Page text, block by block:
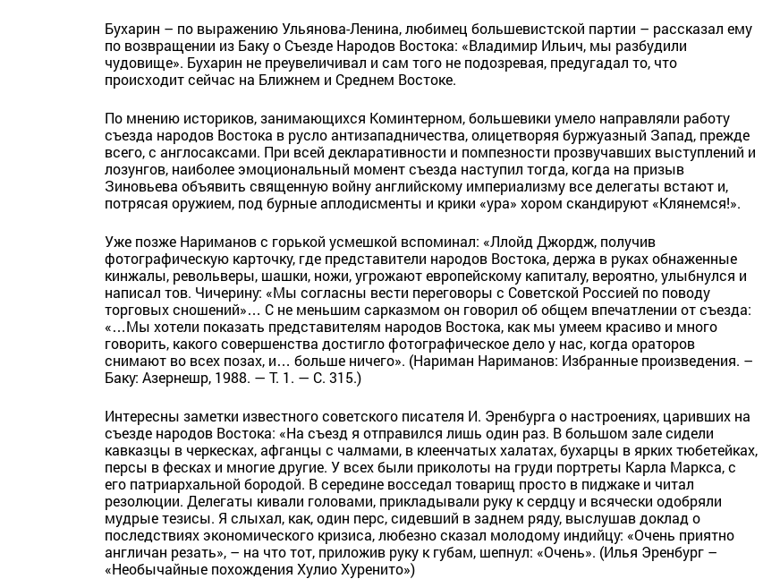
Бухарин – по выражению Ульянова-Ленина, любимец большевистской партии – рассказал ему
по возвращении из Баку о Съезде Народов Востока: «Владимир Ильич, мы разбудили
чудовище». Бухарин не преувеличивал и сам того не подозревая, предугадал то, что
происходит сейчас на Ближнем и Среднем Востоке.
По мнению историков, занимающихся Коминтерном, большевики умело направляли работу
съезда народов Востока в русло антизападничества, олицетворяя буржуазный Запад, прежде
всего, с англосаксами. При всей декларативности и помпезности прозвучавших выступлений и
лозунгов, наиболее эмоциональный момент съезда наступил тогда, когда на призыв
Зиновьева объявить священную войну английскому империализму все делегаты встают и,
потрясая оружием, под бурные аплодисменты и крики «ура» хором скандируют «Клянемся!».
Уже позже Нариманов с горькой усмешкой вспоминал: «Ллойд Джордж, получив
фотографическую карточку, где представители народов Востока, держа в руках обнаженные
кинжалы, револьверы, шашки, ножи, угрожают европейскому капиталу, вероятно, улыбнулся и
написал тов. Чичерину: «Мы согласны вести переговоры с Советской Россией по поводу
торговых сношений»… С не меньшим сарказмом он говорил об общем впечатлении от съезда:
«…Мы хотели показать представителям народов Востока, как мы умеем красиво и много
говорить, какого совершенства достигло фотографическое дело у нас, когда ораторов
снимают во всех позах, и… больше ничего». (Нариман Нариманов: Избранные произведения. –
Баку: Азернешр, 1988. — Т. 1. — С. 315.)
Интересны заметки известного советского писателя И. Эренбурга о настроениях, царивших на
съезде народов Востока: «На съезд я отправился лишь один раз. В большом зале сидели
кавказцы в черкесках, афганцы с чалмами, в клеенчатых халатах, бухарцы в ярких тюбетейках,
персы в фесках и многие другие. У всех были приколоты на груди портреты Карла Маркса, с
его патриархальной бородой. В середине восседал товарищ просто в пиджаке и читал
резолюции. Делегаты кивали головами, прикладывали руку к сердцу и всячески одобряли
мудрые тезисы. Я слыхал, как, один перс, сидевший в заднем ряду, выслушав доклад о
последствиях экономического кризиса, любезно сказал молодому индийцу: «Очень приятно
англичан резать», – на что тот, приложив руку к губам, шепнул: «Очень». (Илья Эренбург –
«Необычайные похождения Хулио Хуренито»)